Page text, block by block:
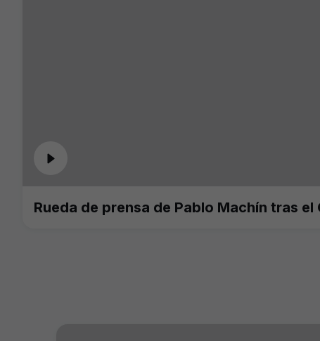
Rueda de prensa de Pablo Machín tras